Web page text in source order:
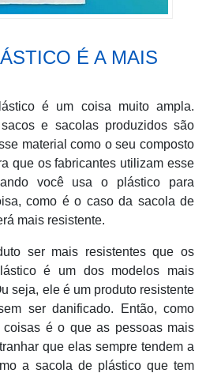
É A MAIS
é um coisa muito ampla.
e sacolas produzidos são
material como o seu composto
que os fabricantes utilizam esse
você usa o plástico para
como é o caso da sacola de
mais resistente.
ser mais resistentes que os
é um dos modelos mais
seja, ele é um produto resistente
ser danificado. Então, como
é o que as pessoas mais
que elas sempre tendem a
a sacola de plástico que tem